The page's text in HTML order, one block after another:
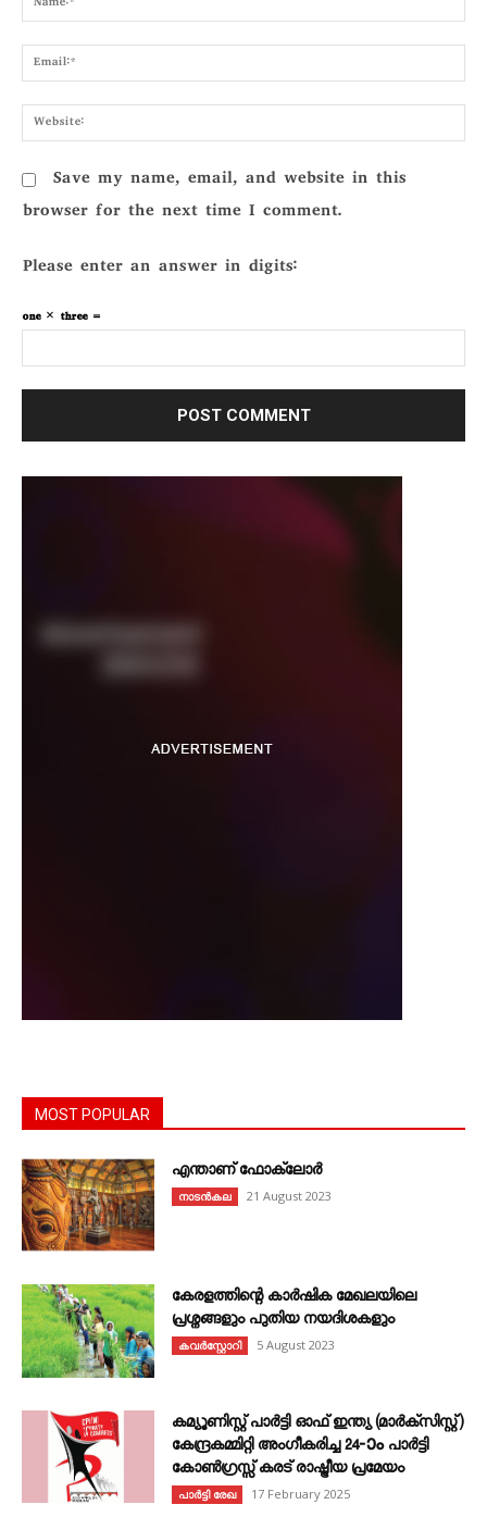
Save my name, email, and website in this
browser for the next time I comment.
Please enter an answer in digits:
one × three =
MOST POPULAR
എന്താണ്‌ ഫോക്‌ലോർ
നാടൻകല 21 August 2023
കേരളത്തിന്റെ കാർഷിക മേഖലയിലെ
പ്രശ്നങ്ങളും പുതിയ നയദിശകളും
കവര്‍സ്റ്റോറി 5 August 2023
കമ്യൂണിസ്റ്റ് പാർട്ടി ഓഫ് ഇന്ത്യ (മാർക്സിസ്റ്റ്)
കേന്ദ്രകമ്മിറ്റി അംഗീകരിച്ച 24‐ാം പാർട്ടി
കോൺഗ്രസ്സ് കരട് രാഷ്ട്രീയ പ്രമേയം
പാർട്ടി രേഖ 17 February 2025